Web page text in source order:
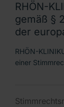
RHÖN-
gemäß §
der
RHÖN-
einer